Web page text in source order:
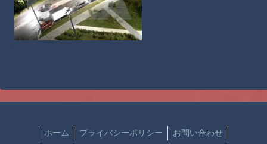
ホーム プライバシーポリシー お問い合わせ